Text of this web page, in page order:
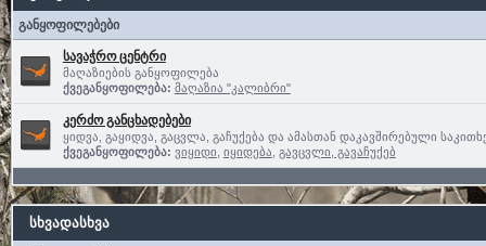
განყოფილებები
სავაჭრო ცენტრი
მაღაზიების განყოფილება
ქვეგანყოფილება: მაღაზია "კალიბრი"
კერძო განცხადებები
ყიდვა, გაყიდვა, გაცვლა, გაჩუქება და ამასთან დაკავშირებული
ქვეგანყოფილება: ვიყიდი იყიდება გავცვლი, გავაჩუქებ
სხვადასხვა